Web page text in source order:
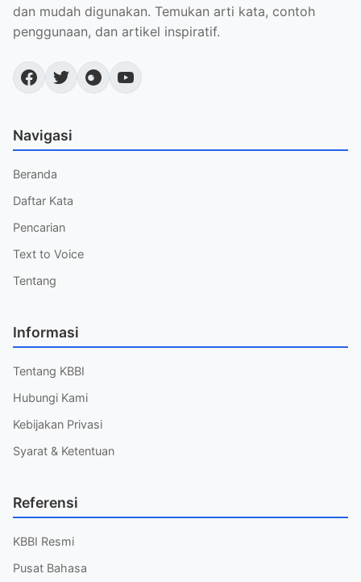
dan mudah digunakan. Temukan arti kata, contoh
penggunaan, dan artikel inspiratif.
Navigasi
Beranda
Daftar Kata
Pencarian
Text to Voice
Tentang
Informasi
Tentang KBBI
Hubungi Kami
Kebijakan Privasi
Syarat & Ketentuan
Referensi
KBBI Resmi
Pusat Bahasa